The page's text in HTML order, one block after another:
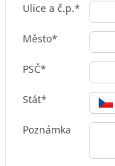
Ulice a č.p.*
Město*
PSČ*
Stát*
Poznámka